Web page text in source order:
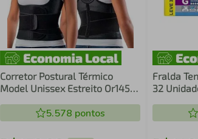
Corretor Postural Térmico
Model Unissex Estreito Or1456
5.578 pontos
Fralda
32